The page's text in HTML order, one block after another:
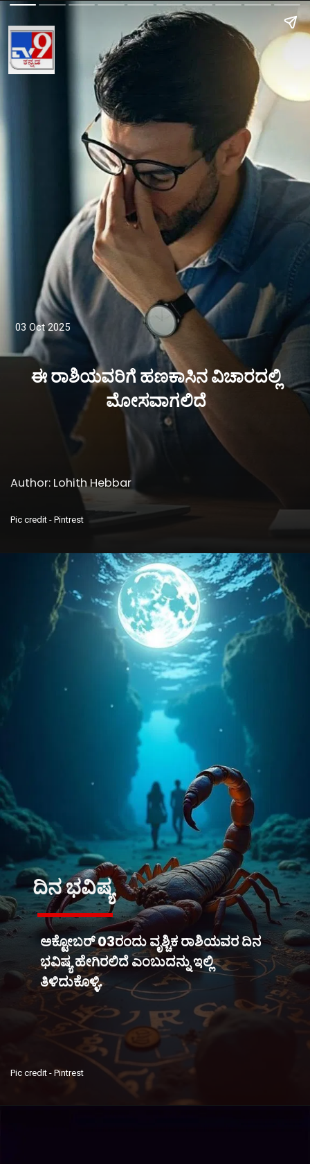
03 Oct 2025
Pic credit - Pintrest
Author: Lohith Hebbar
ಈ ರಾಶಿಯವರಿಗೆ ಹಣಕಾಸಿನ ವಿಚಾರದಲ್ಲಿ
ಮೋಸವಾಗಲಿದೆ
ಅಕ್ಟೋಬರ್​​ 03ರಂದು ವೃಶ್ಚಿಕ ರಾಶಿಯವರ ದಿನ
ಭವಿಷ್ಯ ಹೇಗಿರಲಿದೆ ಎಂಬುದನ್ನು ಇಲ್ಲಿ
ತಿಳಿದುಕೊಳ್ಳಿ.
ದಿನ ಭವಿಷ್ಯ
Pic credit - Pintrest